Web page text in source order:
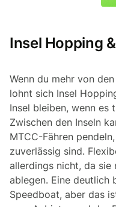
Insel Hopping
Wenn du mehr von
lohnt sich Insel
Insel bleiben, wenn es
Zwischen den Inseln
MTCC-Fähren
zuverlässig sind.
allerdings nicht, da sie
ablegen. Eine deutlich
Speedboat, aber das